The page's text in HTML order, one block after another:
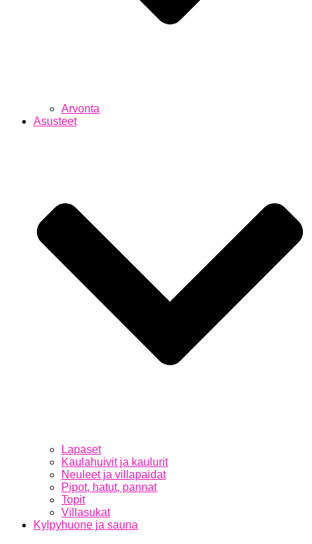
Arvonta
Asusteet
Lapaset
Kaulahuivit ja kaulurit
Neuleet ja villapaidat
Pipot, hatut, pannat
Topit
Villasukat
Kylpyhuone ja sauna